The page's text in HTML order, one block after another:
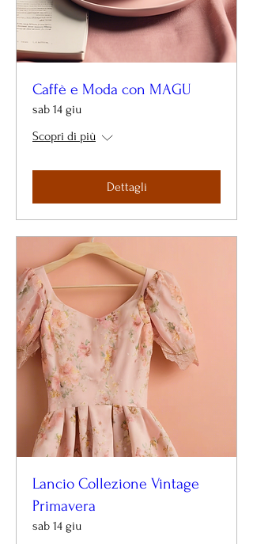
Caffè e Moda con MAGU
sab 14 giu
Scopri di più
Dettagli
Lancio Collezione Vintage
Primavera
sab 14 giu